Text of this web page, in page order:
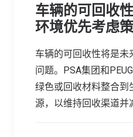
车辆的可回收
环境优先考虑
车辆的可回收性将是
问题。PSA集团和
绿色或回收材料整合到
源，以维持回收渠道并